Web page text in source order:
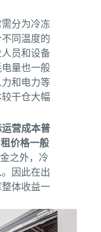
分为冷冻
同温度的
员和设备
量也一般
和电力等
干仓大幅
营成本普
价格一般
之外，冷
因此在出
体收益一